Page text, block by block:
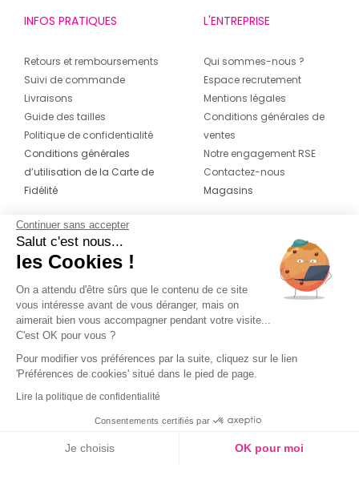
INFOS PRATIQUES
Retours et remboursements
Suivi de commande
Livraisons
Guide des tailles
Politique de confidentialité
Conditions générales
d’utilisation de la Carte de
Fidélité
L'ENTREPRISE
Qui sommes-nous ?
Espace recrutement
Mentions légales
Conditions générales de
ventes
Notre engagement RSE
Contactez-nous
Magasins
CONTACT
04 42 20 78 42
Du lundi au jeudi de 8h30 à 16h30 & le
vendredi de 8h30 à 15h30
Continuer sans accepter
Salut c'est nous...
les Cookies !
On a attendu d'être sûrs que le contenu de ce site
vous intéresse avant de vous déranger, mais on
aimerait bien vous accompagner pendant votre visite...
C'est OK pour vous ?
Pour modifier vos préférences par la suite, cliquez sur le lien
'Préférences de cookies' situé dans le pied de page.
Lire la politique de confidentialité
Consentements certifiés par
Je choisis OK pour moi